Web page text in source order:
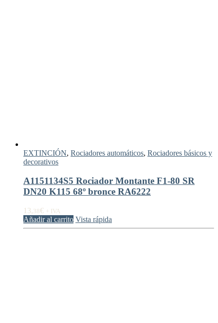
EXTINCIÓN, Rociadores automáticos, Rociadores básicos y
decorativos
A1151134S5 Rociador Montante F1-80 SR
DN20 K115 68º bronce RA6222
13,38€ + IVA
Añadir al carrito Vista rápida